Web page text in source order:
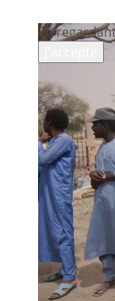
En